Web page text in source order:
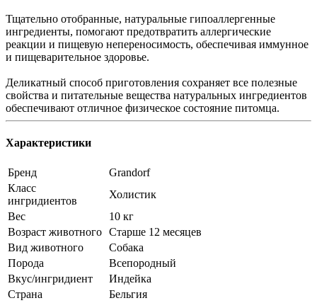
Тщательно отобранные, натуральные гипоаллергенные
ингредиенты, помогают предотвратить аллергические
реакции и пищевую непереносимость, обеспечивая иммунное
и пищеварительное здоровье.
Деликатный способ приготовления сохраняет все полезные
свойства и питательные вещества натуральных ингредиентов
обеспечивают отличное физическое состояние питомца.
Характеристики
Бренд
Grandorf
Класс
ингридиентов
Холистик
Вес
10 кг
Возраст животного Старше 12 месяцев
Вид животного
Собака
Порода
Всепородный
Вкус/ингридиент
Индейка
Страна
Бельгия